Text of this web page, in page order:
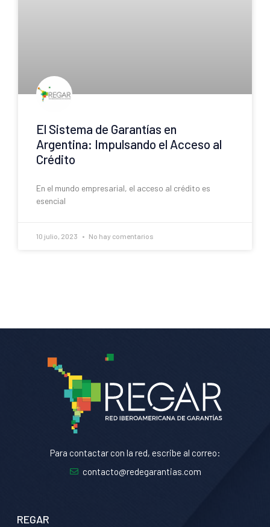
El Sistema de Garantías en
Argentina: Impulsando el Acceso al
Crédito
En el mundo empresarial, el acceso al crédito es
esencial
10 julio, 2023 No hay comentarios
Para contactar con la red, escribe al correo:
contacto@redegarantias.com
REGAR